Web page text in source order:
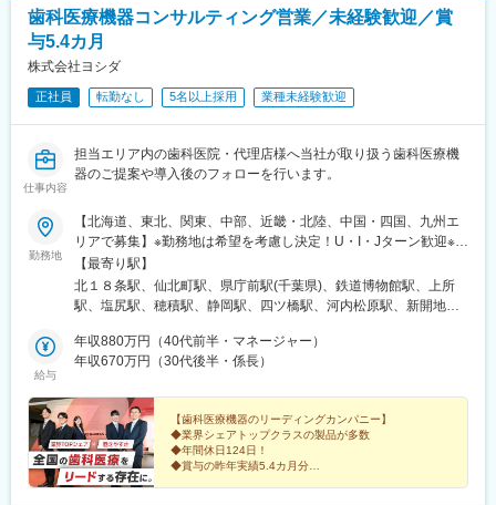
歯科医療機器コンサルティング営業／未経験歓迎／賞
与5.4カ月
株式会社ヨシダ
正社員 転勤なし 5名以上採用 業種未経験歓迎
仕事内容
担当エリア内の歯科医院・代理店様へ当社が取り扱う歯科医療機
器のご提案や導入後のフォローを行います。
勤務地
【北海道、東北、関東、中部、近畿・北陸、中国・四国、九州エ
リアで募集】※勤務地は希望を考慮し決定！U・I・Jターン歓迎※地
域密着型営業のため基本転勤なし！＜北海道エリア＞■北海道営業
所＜東北エリア＞■盛岡営業所＜関東エリア＞■千葉営業所■さい
たま営業所■新潟営業所＜中部エリア＞■松本営業所■朝日大学内
支店■大阪第2営業所■大阪南営業所■神戸営業所■京都営業所■金沢
営業所＜中国・四国エリア＞■広島営業所■岡山営業所＜九州エリ
【最寄り駅】
北１８条駅、仙北町駅、県庁前駅(千葉県)、鉄道博物館駅、上所
駅、塩尻駅、穂積駅、静岡駅、四ツ橋駅、河内松原駅、新開地
小倉駅、原爆資料館駅、二中通駅、北１２条駅、西大橋駅、中央
市場前駅、比治山下駅、大学病院駅、北１３条東駅、心斎橋駅、
給与
年収880万円（40代前半・マネージャー）
年収670万円（30代後半・係長）
【歯科医療機器のリーディングカンパニー】
◆業界シェアトップクラスの製品が多数
◆年間休日124日！
◆賞与の昨年実績5.4カ月分